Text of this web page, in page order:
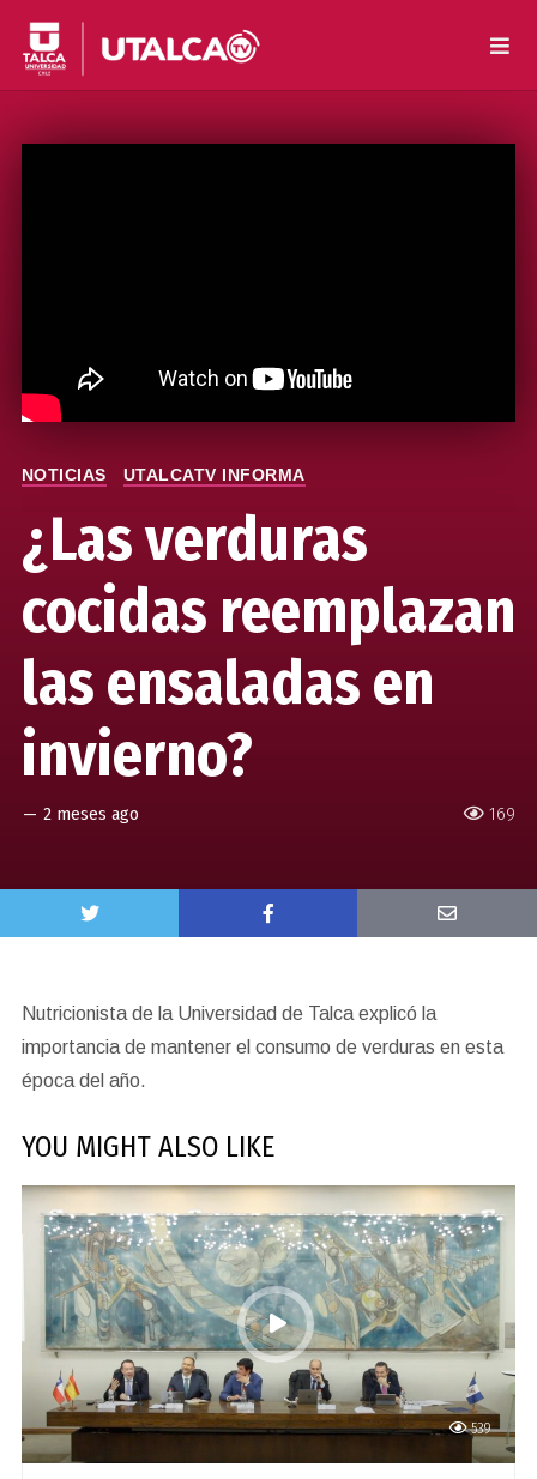
169
NOTICIAS UTALCATV INFORMA
¿Las verduras
cocidas reemplazan
las ensaladas en
invierno?
— 2 meses ago
Nutricionista de la Universidad de Talca explicó la
importancia de mantener el consumo de verduras en esta
época del año.
YOU MIGHT ALSO LIKE
539